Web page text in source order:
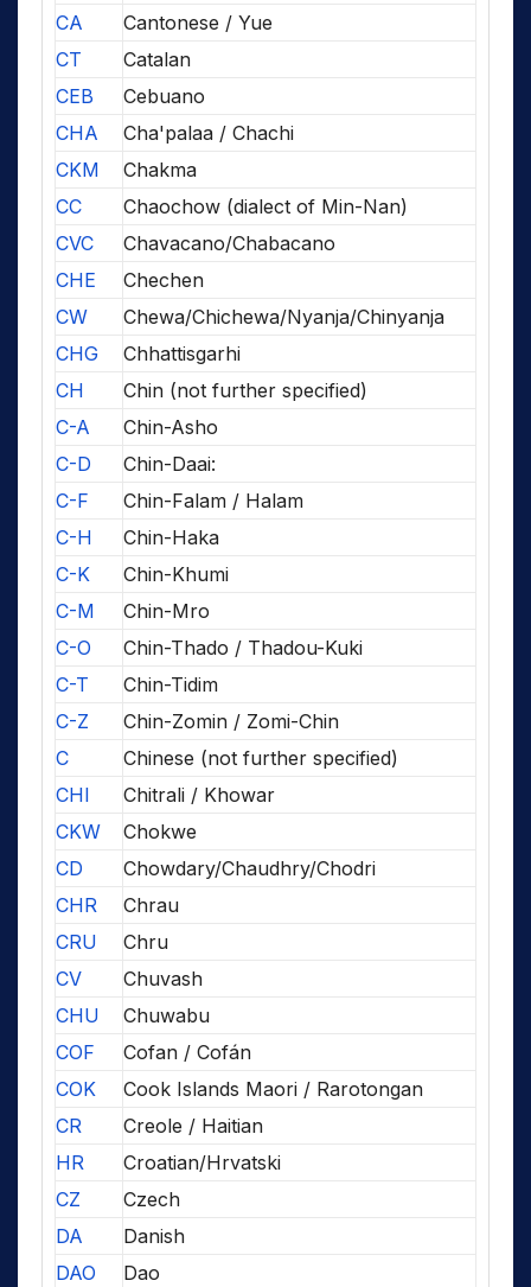
CA
Cantonese / Yue
CT
Catalan
CEB
Cebuano
CHA
Cha'palaa / Chachi
CKM
Chakma
CC
Chaochow (dialect of Min-Nan)
CVC
Chavacano/Chabacano
CHE
Chechen
CW
Chewa/Chichewa/Nyanja/Chinyanja
CHG
Chhattisgarhi
CH
Chin (not further specified)
C-A
Chin-Asho
C-D
Chin-Daai:
C-F
Chin-Falam / Halam
C-H
Chin-Haka
C-K
Chin-Khumi
C-M
Chin-Mro
C-O
Chin-Thado / Thadou-Kuki
C-T
Chin-Tidim
C-Z
Chin-Zomin / Zomi-Chin
C
Chinese (not further specified)
CHI
Chitrali / Khowar
CKW
Chokwe
CD
Chowdary/Chaudhry/Chodri
CHR
Chrau
CRU
Chru
CV
Chuvash
CHU
Chuwabu
COF
Cofan / Cofán
COK
Cook Islands Maori / Rarotongan
CR
Creole / Haitian
HR
Croatian/Hrvatski
CZ
Czech
DA
Danish
DAO
Dao